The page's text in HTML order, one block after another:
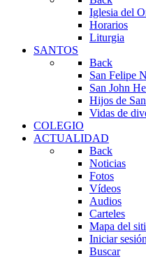
Iglesia del
Horarios
Liturgia
SANTOS
Back
San Felipe
San John
Hijos de
Vidas de
COLEGIO
ACTUALIDAD
Back
Noticias
Fotos
Vídeos
Audios
Carteles
Mapa del
Iniciar sesión
Buscar